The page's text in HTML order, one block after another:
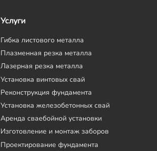
Услуги
Гибка листового металла
Плазменная резка металла
Лазерная резка металла
Установка винтовых свай
Реконструкция фундамента
Установка железобетонных свай
Аренда сваебойной установки
Изготовление и монтаж заборов
Проектирование фундамента